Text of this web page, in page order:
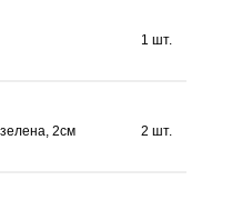
1 шт.
зелена, 2см 2 шт.